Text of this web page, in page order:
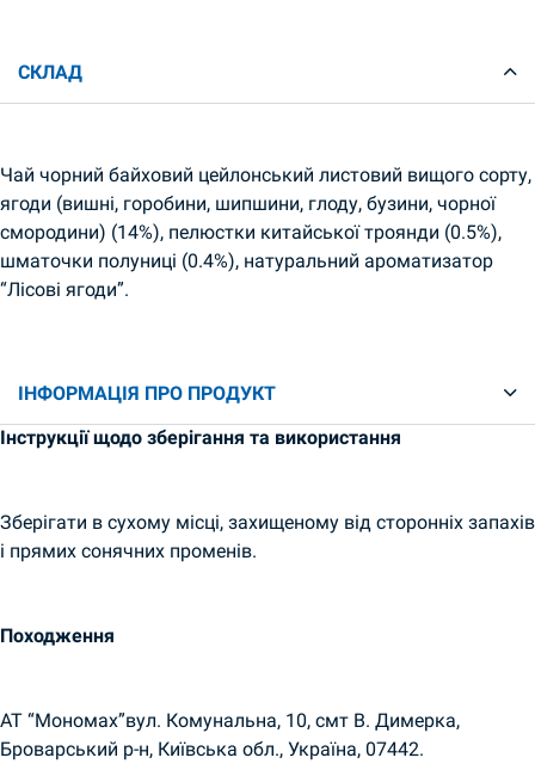
СКЛАД
Чай чорний байховий цейлонський листовий вищого сорту,
ягоди (вишні, горобини, шипшини, глоду, бузини, чорної
смородини) (14%), пелюстки китайської троянди (0.5%),
шматочки полуниці (0.4%), натуральний ароматизатор
“Лісові ягоди”.
ІНФОРМАЦІЯ ПРО ПРОДУКТ
Інструкції щодо зберігання та використання
Зберігати в сухому місці, захищеному від сторонніх запахів
і прямих сонячних променів.
Походження
АТ “Мономах”вул. Комунальна, 10, смт В. Димерка,
Броварський р-н, Київська обл., Україна, 07442.